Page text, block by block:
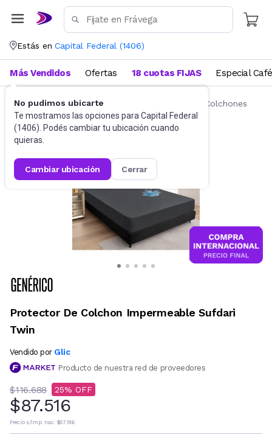
Estás en Capital Federal (1406)
No pudimos ubicarte
Te mostramos las opciones para Capital Federal
(1406). Podés cambiar tu ubicación cuando
quieras.
cambiar ubicación cerrar
Más Vendidos Ofertas 18 cuotas FIJAS Especial Café
Ropa de cama Fundas y Protectores para Colchones
Protector De Colchon Impermeable Sufdari
Twin
Vendido por Glic
Producto de nuestra red de proveedores
$116.688 25
$87.516
Precio s/imp. nac. $87.516